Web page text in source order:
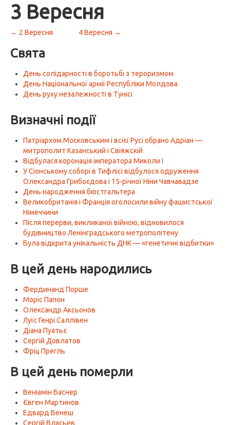
3 Вересня
← 2 Вересня 4 Вересня →
Свята
День солідарності в боротьбі з тероризмом
День Національної армії Республіки Молдова
День руху незалежності в Тунісі
Визначні події
Патріархом Московським і всієї Русі обрано Адріан —
митрополит Казанський і Свіяжскій
Відбулася коронація імператора Миколи I
У Сіонському соборі в Тифлісі відбулося одруження
Олександра Грибоєдова і 15-річної Ніни Чавчавадзе
День народження бюстгальтера
Великобританія і Франція оголосили війну фашистської
Німеччини
Після перерви, викликаної війною, відновилося
будівництво Ленінградського метрополітену
Була відкрита унікальність ДНК — «генетичні відбитки»
В цей день народились
Фердинанд Порше
Моріс Папон
Олександр Аксьонов
Луїс Генрі Саллівен
Діана Пуатьє
Сергій Довлатов
Фріц Прегль
В цей день померли
Веніамін Баснер
Євген Мартинов
Едвард Бенеш
Сергій Власьев